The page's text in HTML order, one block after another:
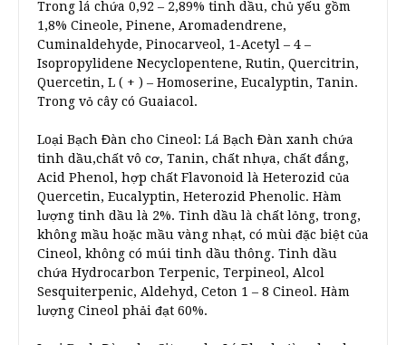
Trong lá chứa 0,92 – 2,89% tinh dầu, chủ yếu gồm
1,8% Cineole, Pinene, Aromadendrene,
Cuminaldehyde, Pinocarveol, 1-Acetyl – 4 –
Isopropylidene Necyclopentene, Rutin, Quercitrin,
Quercetin, L ( + ) – Homoserine, Eucalyptin, Tanin.
Trong vỏ cây có Guaiacol.
Loại Bạch Đàn cho Cineol: Lá Bạch Đàn xanh chứa
tinh dầu,chất vô cơ, Tanin, chất nhựa, chất đắng,
Acid Phenol, hợp chất Flavonoid là Heterozid của
Quercetin, Eucalyptin, Heterozid Phenolic. Hàm
lượng tinh dầu là 2%. Tinh dầu là chất lỏng, trong,
không mầu hoặc mầu vàng nhạt, có mùi đặc biệt của
Cineol, không có múi tinh dầu thông. Tinh dầu
chứa Hydrocarbon Terpenic, Terpineol, Alcol
Sesquiterpenic, Aldehyd, Ceton 1 – 8 Cineol. Hàm
lượng Cineol phải đạt 60%.